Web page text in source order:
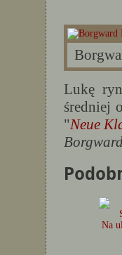
Lukę
średniej
"Neue
Na